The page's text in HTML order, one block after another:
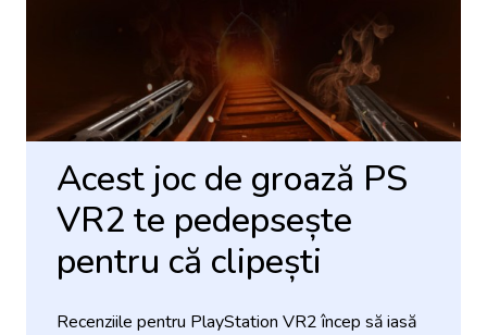
Acest joc de groază PS
VR2 te pedepsește
pentru că clipești
Recenziile pentru PlayStation VR2 încep să iasă